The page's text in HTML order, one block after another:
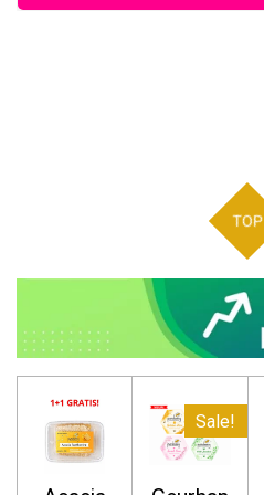
TOP
Sale!